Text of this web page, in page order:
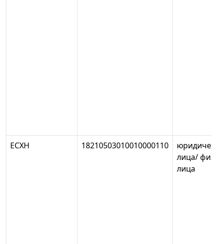
ЕСХН 18210503010010000110
лица/
лица